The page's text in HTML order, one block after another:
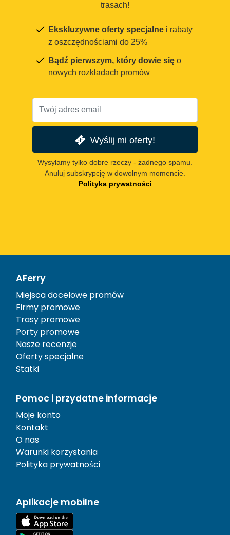
trasach!
Ekskluzywne oferty specjalne i rabaty
z oszczędnościami do 25%
Bądź pierwszym, który dowie się o
nowych rozkładach promów
Wyślij mi oferty!
Wysyłamy tylko dobre rzeczy - żadnego spamu.
Anuluj subskrypcję w dowolnym momencie.
Polityka prywatności
AFerry
Miejsca docelowe promów
Firmy promowe
Trasy promowe
Porty promowe
Nasze recenzje
Oferty specjalne
Statki
Pomoc i przydatne informacje
Moje konto
Kontakt
O nas
Warunki korzystania
Polityka prywatności
Aplikacje mobilne